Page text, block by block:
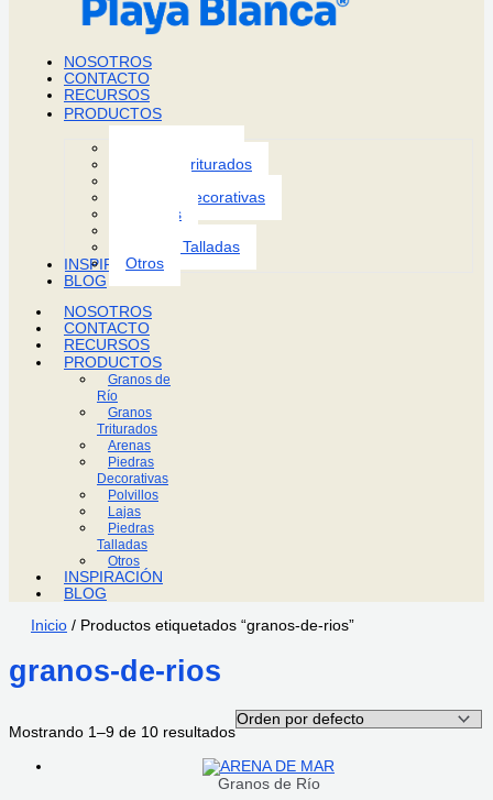
NOSOTROS
CONTACTO
RECURSOS
PRODUCTOS
Granos Triturados
Piedras Decorativas
Polvillos
Piedras Talladas
Otros
INSPIRACIÓN
BLOG
NOSOTROS
CONTACTO
RECURSOS
PRODUCTOS
Granos de
Río
Granos
Triturados
Arenas
Piedras
Decorativas
Polvillos
Lajas
Piedras
Talladas
Otros
INSPIRACIÓN
BLOG
Inicio / Productos etiquetados “granos-de-rios”
granos-de-rios
Mostrando 1–9 de 10 resultados
Granos de Río